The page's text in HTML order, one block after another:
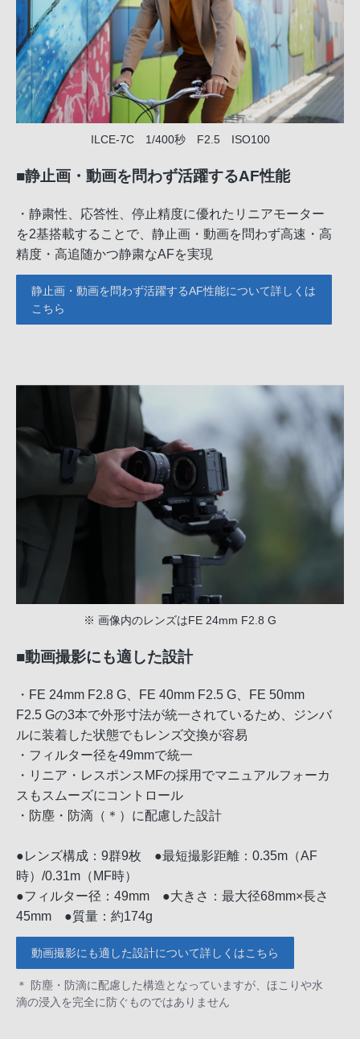
ILCE-7C 1/400秒 F2.5 ISO100
■静止画・動画を問わず活躍するAF性能
・静粛性、応答性、停止精度に優れたリニアモーター
を2基搭載することで、静止画・動画を問わず高速・高
精度・高追随かつ静粛なAFを実現
静止画・動画を問わず活躍するAF性能について詳しくは
こちら
※ 画像内のレンズはFE 24mm F2.8 G
■動画撮影にも適した設計
・FE 24mm F2.8 G、FE 40mm F2.5 G、FE 50mm
F2.5 Gの3本で外形寸法が統一されているため、ジンバ
ルに装着した状態でもレンズ交換が容易
・フィルター径を49mmで統一
・リニア・レスポンスMFの採用でマニュアルフォーカ
スもスムーズにコントロール
・防塵・防滴（＊）に配慮した設計
●レンズ構成：9群9枚 ●最短撮影距離：0.35m（AF
時）/0.31m（MF時）
●フィルター径：49mm ●大きさ：最大径68mm×長さ
45mm ●質量：約174g
動画撮影にも適した設計について詳しくはこちら
＊ 防塵・防滴に配慮した構造となっていますが、ほこりや水
滴の浸入を完全に防ぐものではありません